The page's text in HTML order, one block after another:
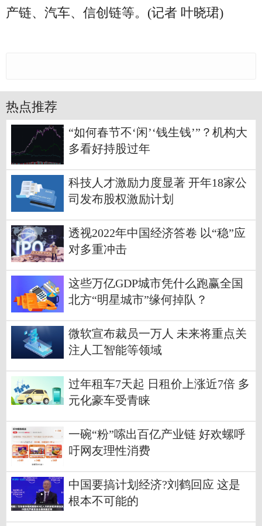
产链、汽车、信创链等。(记者 叶晓珺)
热点推荐
“如何春节不‘闲’‘钱生钱’”？机构大
多看好持股过年
科技人才激励力度显著 开年18家公
司发布股权激励计划
透视2022年中国经济答卷 以“稳”应
对多重冲击
这些万亿GDP城市凭什么跑赢全国
北方“明星城市”缘何掉队？
微软宣布裁员一万人 未来将重点关
注人工智能等领域
过年租车7天起 日租价上涨近7倍 多
元化豪车受青睐
一碗“粉”嗦出百亿产业链 好欢螺呼
吁网友理性消费
中国要搞计划经济?刘鹤回应 这是
根本不可能的